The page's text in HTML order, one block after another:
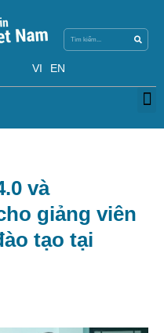
VI EN
và
giảng viên
tạo tại